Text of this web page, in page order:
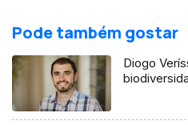
Pode também gostar
Diogo